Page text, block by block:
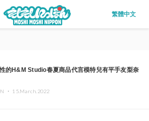
繁體中文
的H&M Studio春夏商品代言模特兒有平手友梨奈
・ 15.March.2022